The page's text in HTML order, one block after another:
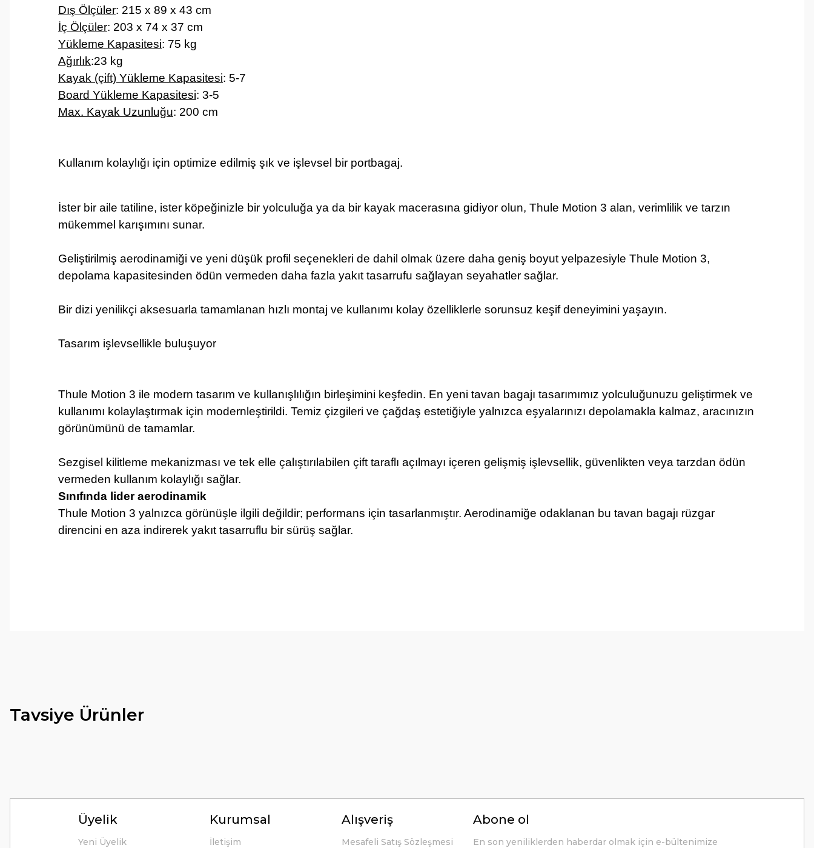
Dış Ölçüler: 215 x 89 x 43 cm
İç Ölçüler: 203 x 74 x 37 cm
Yükleme Kapasitesi: 75 kg
Ağırlık:23 kg
Kayak (çift) Yükleme Kapasitesi: 5-7
Board Yükleme Kapasitesi: 3-5
Max. Kayak Uzunluğu: 200 cm
Kullanım kolaylığı için optimize edilmiş şık ve işlevsel bir portbagaj.
İster bir aile tatiline, ister köpeğinizle bir yolculuğa ya da bir kayak macerasına gidiyor olun, Thule Motion 3 alan, verimlilik ve tarzın
mükemmel karışımını sunar.
Geliştirilmiş aerodinamiği ve yeni düşük profil seçenekleri de dahil olmak üzere daha geniş boyut yelpazesiyle Thule Motion 3,
depolama kapasitesinden ödün vermeden daha fazla yakıt tasarrufu sağlayan seyahatler sağlar.
Bir dizi yenilikçi aksesuarla tamamlanan hızlı montaj ve kullanımı kolay özelliklerle sorunsuz keşif deneyimini yaşayın.
Tasarım işlevsellikle buluşuyor
Thule Motion 3 ile modern tasarım ve kullanışlılığın birleşimini keşfedin. En yeni tavan bagajı tasarımımız yolculuğunuzu geliştirmek ve
kullanımı kolaylaştırmak için modernleştirildi. Temiz çizgileri ve çağdaş estetiğiyle yalnızca eşyalarınızı depolamakla kalmaz, aracınızın
görünümünü de tamamlar.
Sezgisel kilitleme mekanizması ve tek elle çalıştırılabilen çift taraflı açılmayı içeren gelişmiş işlevsellik, güvenlikten veya tarzdan ödün
vermeden kullanım kolaylığı sağlar.
Sınıfında lider aerodinamik
Thule Motion 3 yalnızca görünüşle ilgili değildir; performans için tasarlanmıştır. Aerodinamiğe odaklanan bu tavan bagajı rüzgar
direncini en aza indirerek yakıt tasarruflu bir sürüş sağlar.
Kolay erişilebilir bir site.
Teşekkürler ilgi alaka süper.
Tavsiye Ürünler
Üyelik
Yeni Üyelik
Kurumsal
İletişim
Alışveriş
Mesafeli Satış Sözleşmesi
Abone ol
En son yeniliklerden haberdar olmak için e-bültenimize